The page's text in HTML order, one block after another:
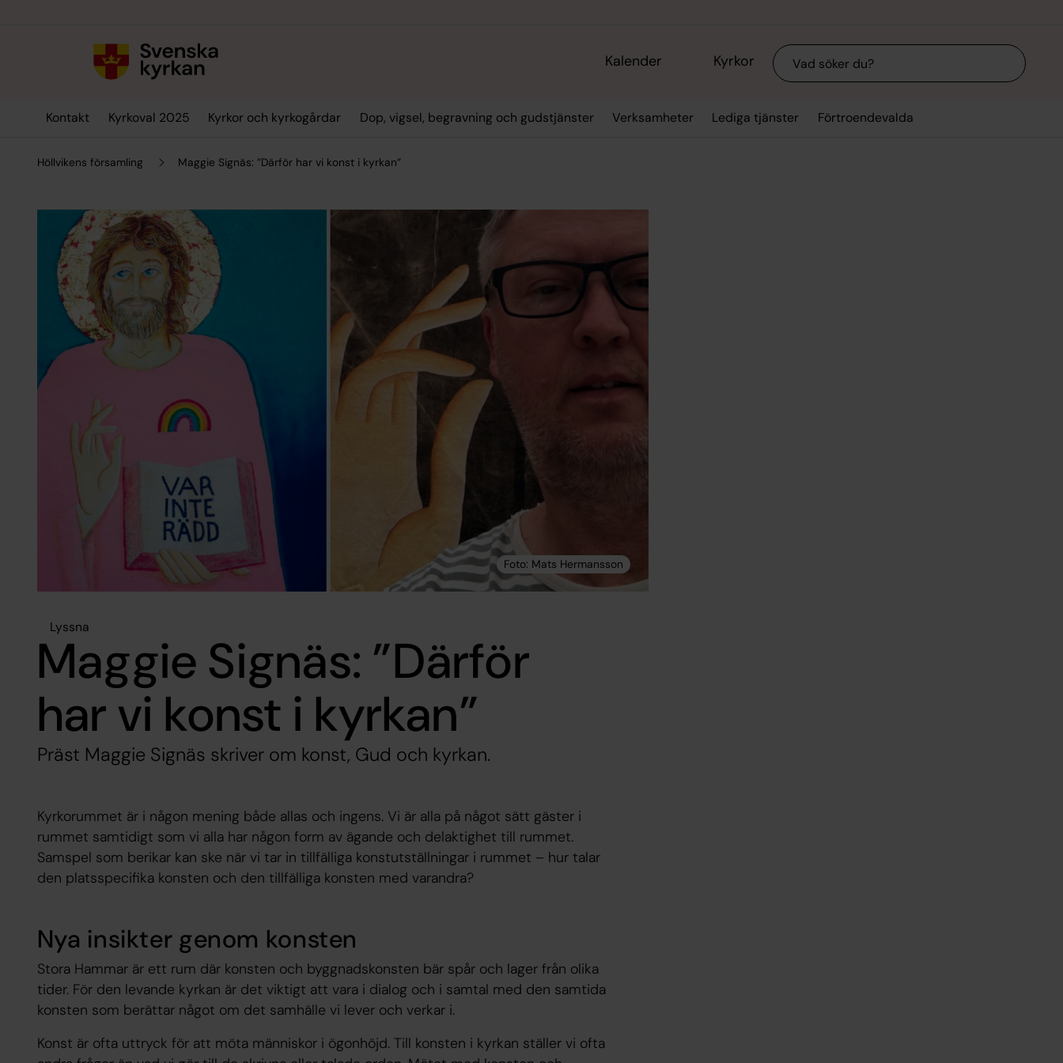
Kalender Kyrkor Sök
Kontakt Kyrkoval 2025 Kyrkor och kyrkogårdar Dop, vigsel, begravning och gudstjänster Verksamheter Lediga tjänster Förtroendevalda
Höllvikens församling Maggie Signäs: ”Därför har vi konst i kyrkan”
Lyssna
Maggie Signäs: ”Därför
har vi konst i kyrkan”
Präst Maggie Signäs skriver om konst, Gud och kyrkan.
Kyrkorummet är i någon mening både allas och ingens. Vi är alla på något sätt gäster i
rummet samtidigt som vi alla har någon form av ägande och delaktighet till rummet.
Samspel som berikar kan ske när vi tar in tillfälliga konstutställningar i rummet – hur talar
den platsspecifika konsten och den tillfälliga konsten med varandra?
Nya insikter genom konsten
Stora Hammar är ett rum där konsten och byggnadskonsten bär spår och lager från olika
tider. För den levande kyrkan är det viktigt att vara i dialog och i samtal med den samtida
konsten som berättar något om det samhälle vi lever och verkar i.
Konst är ofta uttryck för att möta människor i ögonhöjd. Till konsten i kyrkan ställer vi ofta